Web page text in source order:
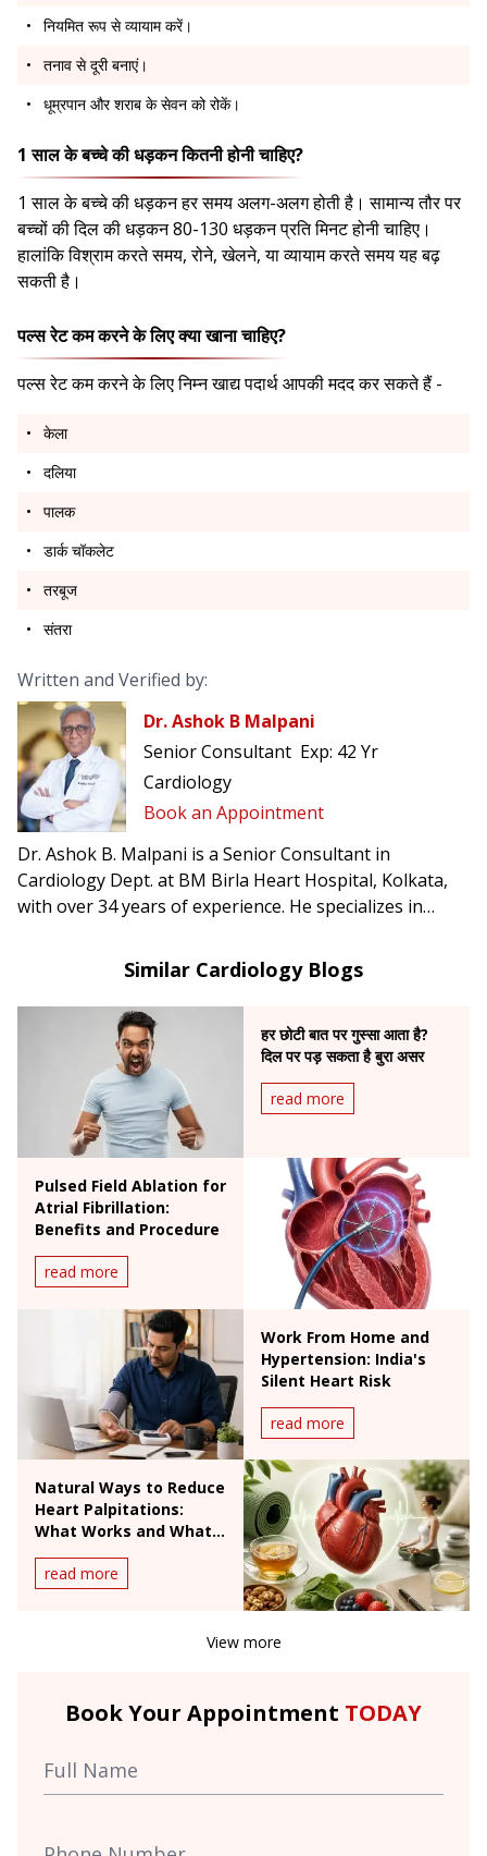
नियमित रूप से व्यायाम करें।
तनाव से दूरी बनाएं।
धूम्रपान और शराब के सेवन को रोकें।
1 साल के बच्चे की धड़कन कितनी होनी चाहिए?
1 साल के बच्चे की धड़कन हर समय अलग-अलग होती है। सामान्य तौर पर
बच्चों की दिल की धड़कन 80-130 धड़कन प्रति मिनट होनी चाहिए।
हालांकि विश्राम करते समय, रोने, खेलने, या व्यायाम करते समय यह बढ़
सकती है।
पल्स रेट कम करने के लिए क्या खाना चाहिए?
पल्स रेट कम करने के लिए निम्न खाद्य पदार्थ आपकी मदद कर सकते हैं -
केला
दलिया
पालक
डार्क चॉकलेट
तरबूज
संतरा
Written and Verified by:
Dr. Ashok B Malpani
Senior Consultant Exp: 42 Yr
Cardiology
Book an Appointment
Dr. Ashok B. Malpani is a Senior Consultant in
Cardiology Dept. at BM Birla Heart Hospital, Kolkata,
with over 34 years of experience. He specializes in
pacemaker implantation.Similar Cardiology Blogs
हर छोटी बात पर गुस्सा आता है?
दिल पर पड़ सकता है बुरा असर
read more
Pulsed Field Ablation for
Atrial Fibrillation:
Benefits and Procedure
read more
Work From Home and
Hypertension: India's
Silent Heart Risk
read more
Natural Ways to Reduce
Heart Palpitations:
What Works and What
Doesn't
read more
View more
Book Your Appointment TODAY